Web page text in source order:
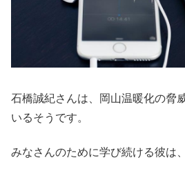
石橋誠紀さんは、岡山温暖化の脅
いるそうです。
みなさんのために学び続ける彼は